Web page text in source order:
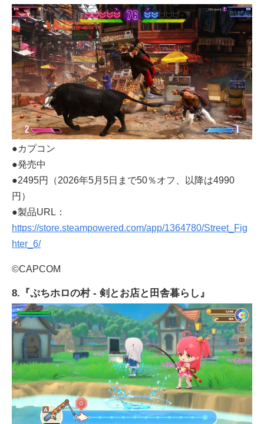
●カプコン
●発売中
●2495円（2026年5月5日まで50％オフ、以降は4990
円）
●製品URL：
https://store.steampowered.com/app/1364780/Street_Fig
hter_6/
©CAPCOM
8.『ぷちホロの村 - 剣とお店と田舎暮らし』